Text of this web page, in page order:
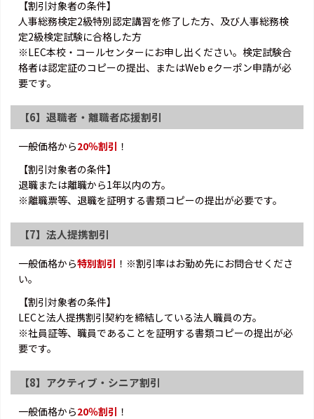
【割引対象者の条件】
人事総務検定2級特別認定講習を修了した方、及び人事総務検
定2級検定試験に合格した方
※LEC本校・コールセンターにお申し出ください。検定試験合
格者は認定証のコピーの提出、またはWeb eクーポン申請が必
要です。
【6】退職者・離職者応援割引
一般価格から20％割引 ！
【割引対象者の条件】
退職または離職から1年以内の方。
※離職票等、退職を証明する書類コピーの提出が必要です。
【7】法人提携割引
一般価格から特別割引 ！※割引率はお勤め先にお問合せくださ
い。
【割引対象者の条件】
LECと法人提携割引契約を締結している法人職員の方。
※社員証等、職員であることを証明する書類コピーの提出が必
要です。
【8】アクティブ・シニア割引
一般価格から20％割引 ！